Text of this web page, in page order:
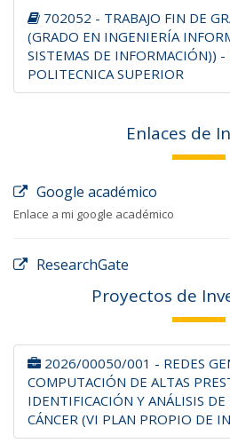
702052 - TRABAJO FIN DE
(GRADO EN INGENIERÍA
SISTEMAS DE INFORMACIÓN)) -
POLITECNICA SUPERIOR
Enlaces de
Google académico
Enlace a mi google académico
ResearchGate
Proyectos de
2026/00050/001 - REDES
COMPUTACIÓN DE ALTAS
IDENTIFICACIÓN Y ANÁLISIS
CÁNCER (VI PLAN PROPIO DE